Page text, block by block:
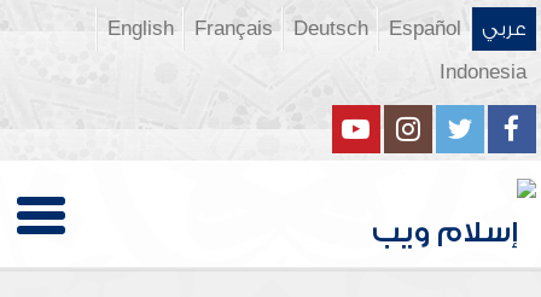
عربي Español
Deutsch
Français
English
Indonesia